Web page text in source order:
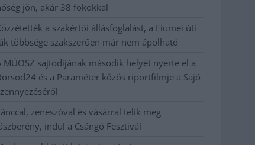
jön, akár 38 fokokkal
a szakértői állásfoglalást, a Fiumei úti
többsége szakszerűen már nem ápolható
MÚOSZ sajtódíjának második helyét nyerte el a
és a Paraméter közös riportfilmje a Sajó
zeneszóval és vásárral telik meg
indul a Csángó Fesztivál